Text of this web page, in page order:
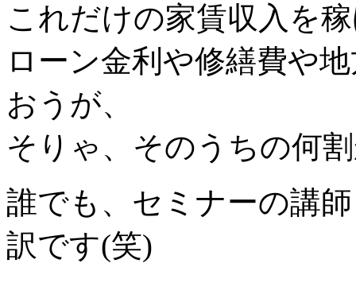
これだけの家賃収入を
ローン金利や修繕費や
おうが、
そりゃ、そのうちの何
誰でも、セミナーの講
訳です(笑)